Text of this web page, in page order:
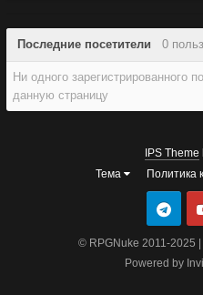
Последние посетители 0
Ни одного зарегистрированного
данную страницу
IPS Theme
Тема
Политика
© RPGNuke 2011-2025
Powered by